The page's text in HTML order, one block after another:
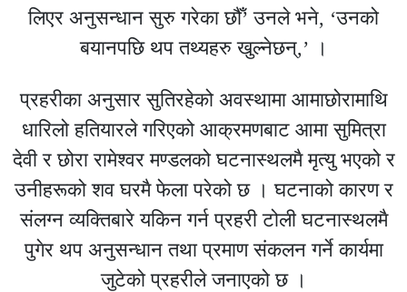
लिएर अनुसन्धान सुरु गरेका छौँ’ उनले भने, ‘उनको
बयानपछि थप तथ्यहरु खुल्नेछन्,’ ।
प्रहरीका अनुसार सुतिरहेको अवस्थामा आमाछोरामाथि
धारिलो हतियारले गरिएको आक्रमणबाट आमा सुमित्रा
देवी र छोरा रामेश्वर मण्डलको घटनास्थलमै मृत्यु भएको र
उनीहरूको शव घरमै फेला परेको छ । घटनाको कारण र
संलग्न व्यक्तिबारे यकिन गर्न प्रहरी टोली घटनास्थलमै
पुगेर थप अनुसन्धान तथा प्रमाण संकलन गर्ने कार्यमा
जुटेको प्रहरीले जनाएको छ ।